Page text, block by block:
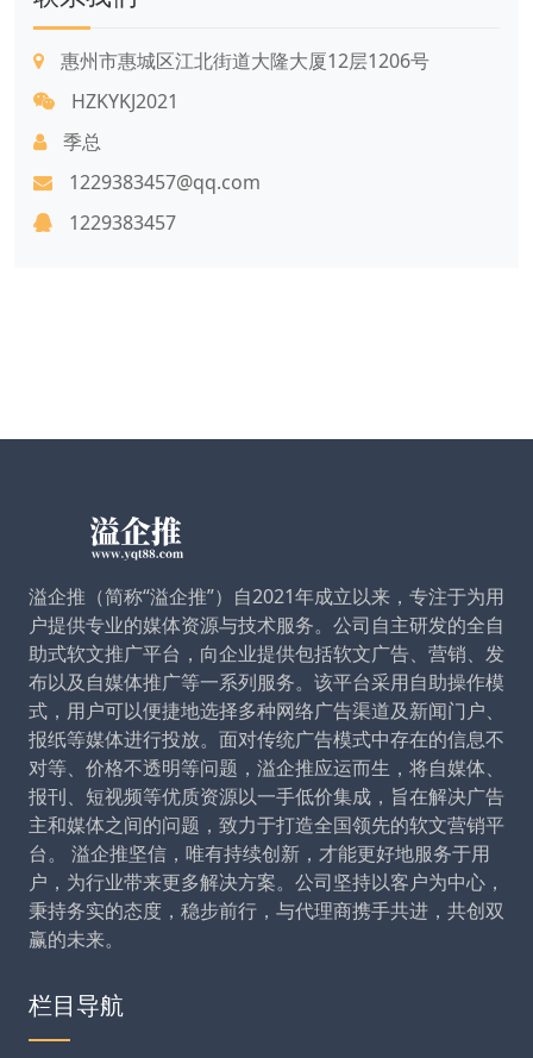
惠州市惠城区江北街道大隆大厦12层1206号
HZKYKJ2021
季总
1229383457@qq.com
1229383457
溢企推（简称“溢企推”）自2021年成立以来，专注于为用
户提供专业的媒体资源与技术服务。公司自主研发的全自
助式软文推广平台，向企业提供包括软文广告、营销、发
布以及自媒体推广等一系列服务。该平台采用自助操作模
式，用户可以便捷地选择多种网络广告渠道及新闻门户、
报纸等媒体进行投放。面对传统广告模式中存在的信息不
对等、价格不透明等问题，溢企推应运而生，将自媒体、
报刊、短视频等优质资源以一手低价集成，旨在解决广告
主和媒体之间的问题，致力于打造全国领先的软文营销平
台。 溢企推坚信，唯有持续创新，才能更好地服务于用
户，为行业带来更多解决方案。公司坚持以客户为中心，
秉持务实的态度，稳步前行，与代理商携手共进，共创双
赢的未来。
栏目导航